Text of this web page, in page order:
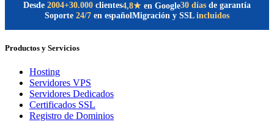
Desde 2004+30.000 clientes4,8★ en Google30 días de garantía
Soporte 24/7 en español Migración y SSL incluidos
Productos y Servicios
Hosting
Servidores VPS
Servidores Dedicados
Certificados SSL
Registro de Dominios